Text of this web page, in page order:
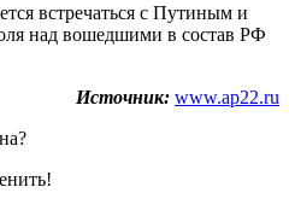
встречаться с Путиным и
над вошедшими в состав РФ
Источник: www.ap22.ru